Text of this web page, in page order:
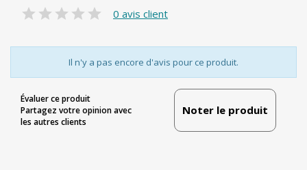
0 avis client
Il n'y a pas encore d'avis pour ce produit.
Évaluer ce produit
Partagez votre opinion avec
les autres clients
Noter le produit